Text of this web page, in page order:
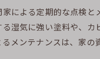
による定期的な点検と
湿気に強い塗料や、カ
メンテナンスは、家の